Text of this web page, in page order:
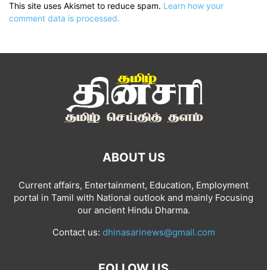
This site uses Akismet to reduce spam. Learn how your
comment data is processed.
ABOUT US
Current affairs, Entertainment, Education, Employment
portal in Tamil with National outlook and mainly Focusing
our ancient Hindu Dharma.
Contact us: dhinasarinews@gmail.com